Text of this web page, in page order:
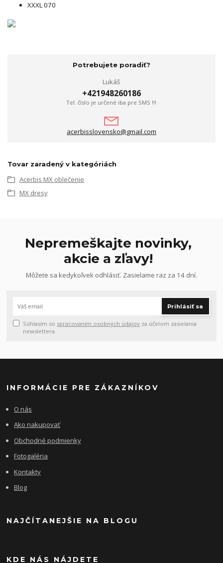
XXXL 070
Potrebujete poradiť?
Lukáš
+421948260186
Tel. číslo je určené iba pre SMS !!!
acerbisslovensko@gmail.com
Tovar zaradený v kategóriách
Acerbis MX oblečenie
MX dresy
Nepremeškajte novinky,
akcie a zľavy!
Môžete sa kedykoľvek odhlásiť. Zasielame raz za 14 dní.
Prihlásiť sa
Súhlasím so spracovaním osobných údajov za účelom zasielania
newslettera.
INFORMÁCIE PRE ZÁKAZNÍKOV
O nás
Ako nakupovať
Obchodné podmienky
Fotogaléria
Kontakty
Blog
NAJČÍTANEJŠIE NA BLOGU
KDE NÁS NÁJDETE